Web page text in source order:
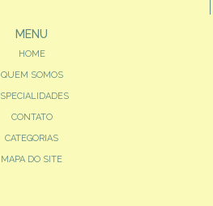
MENU
HOME
QUEM SOMOS
ESPECIALIDADES
CONTATO
CATEGORIAS
MAPA DO SITE